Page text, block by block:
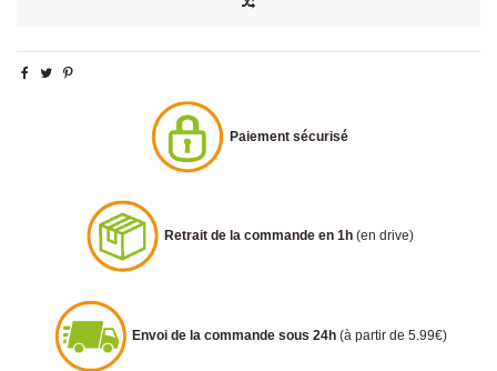
Paiement sécurisé
Retrait de la commande en 1h (en drive)
Envoi de la commande sous 24h (à partir de 5.99€)